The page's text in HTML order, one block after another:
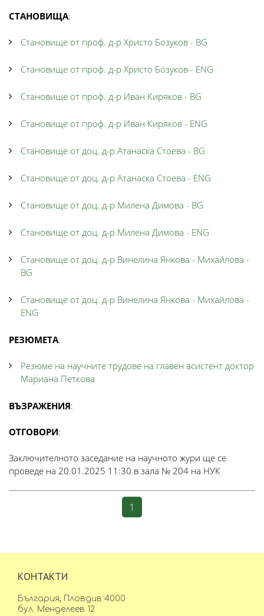
СТАНОВИЩА:
Становище от проф. д-р Христо Бозуков - BG
Становище от проф. д-р Христо Бозуков - ENG
Становище от проф. д-р Иван Киряков - BG
Становище от проф. д-р Иван Киряков - ENG
Становище от доц. д-р Атанаска Стоева - BG
Становище от доц. д-р Атанаска Стоева - ENG
Становище от доц. д-р Милена Димова - BG
Становище от доц. д-р Милена Димова - ENG
Становище от доц. д-р Винелина Янкова - Михайлова -
BG
Становище от доц. д-р Винелина Янкова - Михайлова -
ENG
РЕЗЮМЕТА:
Резюме на научните трудове на главен асистент доктор
Мариана Петкова
ВЪЗРАЖЕНИЯ:
ОТГОВОРИ:
Заключителното заседание на научното жури ще се
проведе на 20.01.2025 11:30 в зала № 204 на НУК
1
КОНТАКТИ
България, Пловдив 4000
бул. Менделеев 12